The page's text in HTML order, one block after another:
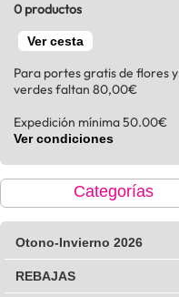
0 productos
Ver cesta
Para portes gratis de flores y
verdes faltan 80,00€
Expedición mínima 50.00€
Ver condiciones
Categorías
Otono-Invierno 2026
REBAJAS